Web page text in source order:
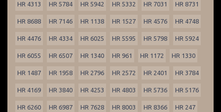
HR 4313 HR 5784 HR 5942 HR 5332 HR 7031 HR 8731
HR 8688 HR 7146 HR 1138 HR 1527 HR 4576 HR 4748
HR 4476 HR 4334 HR 6025 HR 5595 HR 5798 HR 5924
HR 6055 HR 6507 HR 1340 HR 961 HR 1172 HR 1330
HR 1487 HR 1958 HR 2796 HR 2572 HR 2401 HR 3784
HR 4169 HR 3840 HR 4253 HR 4803 HR 5736 HR 5176
HR 6260 HR 6987 HR 7628 HR 8003 HR 8366 HR 247